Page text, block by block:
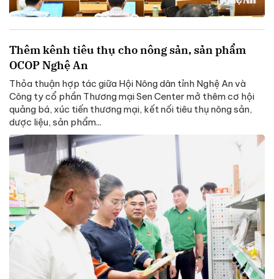
Thêm kênh tiêu thụ cho nông sản, sản phẩm
OCOP Nghệ An
Thỏa thuận hợp tác giữa Hội Nông dân tỉnh Nghệ An và
Công ty cổ phần Thương mại Sen Center mở thêm cơ hội
quảng bá, xúc tiến thương mại, kết nối tiêu thụ nông sản,
dược liệu, sản phẩm...